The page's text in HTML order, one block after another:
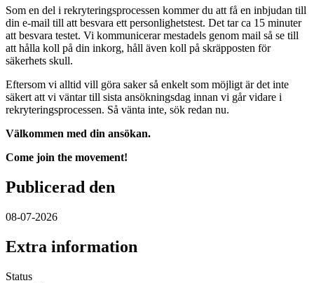
Som en del i rekryteringsprocessen kommer du att få en inbjudan till
din e-mail till att besvara ett personlighetstest. Det tar ca 15 minuter
att besvara testet. Vi kommunicerar mestadels genom mail så se till
att hålla koll på din inkorg, håll även koll på skräpposten för
säkerhets skull.
Eftersom vi alltid vill göra saker så enkelt som möjligt är det inte
säkert att vi väntar till sista ansökningsdag innan vi går vidare i
rekryteringsprocessen. Så vänta inte, sök redan nu.
Välkommen med din ansökan.
Come join the movement!
Publicerad den
08-07-2026
Extra information
Status